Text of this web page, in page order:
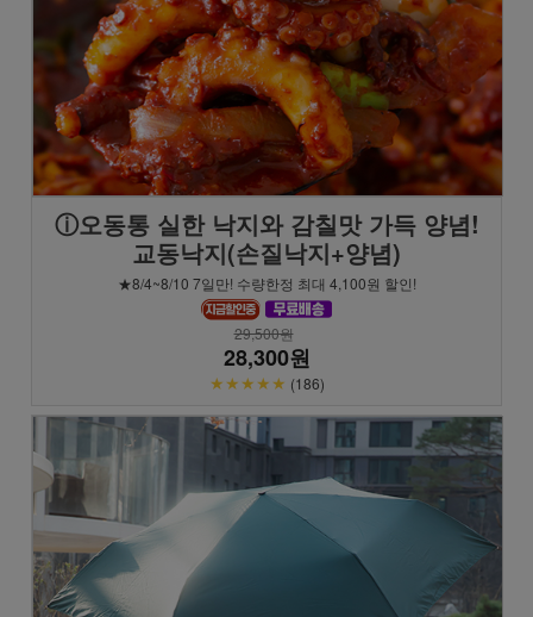
ⓘ오동통 실한 낙지와 감칠맛 가득 양념!
교동낙지(손질낙지+양념)
★8/4~8/10 7일만! 수량한정 최대 4,100원 할인!
29,500원
28,300원
★★★★★ (186)